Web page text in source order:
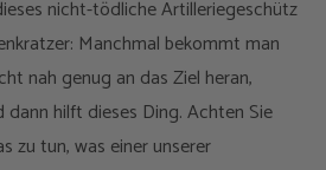
nicht-tödliche Artilleriegeschütz
Manchmal bekommt man
nah genug an das Ziel heran,
hilft dieses Ding. Achten Sie
zu tun, was einer unserer